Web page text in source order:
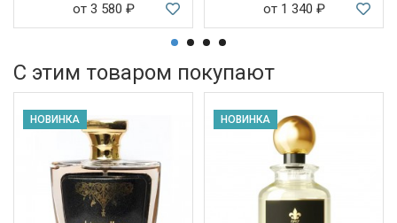
от 3 580 ₽ от 1 340 ₽
С этим товаром покупают
НОВИНКА НОВИНКА